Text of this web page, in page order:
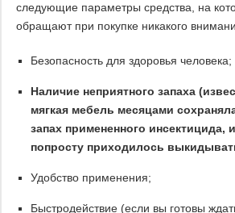
следующие параметры средства, на
обращают при покупке никакого
Безопасность для здоровья человека;
Наличие неприятного запаха
мягкая мебель месяцами
запах примененного инсектицида,
попросту приходилось
Удобство применения;
Быстродействие (если вы готовы